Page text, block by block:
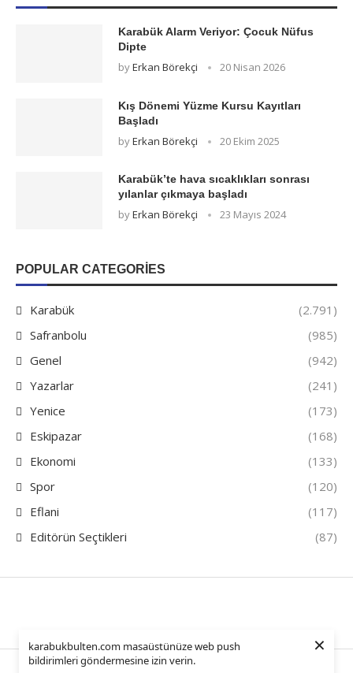
karabukbulten.com masaüstünüze web push
bildirimleri göndermesine izin verin.
×
Karabük Alarm Veriyor: Çocuk Nüfus
Dipte
byErkan Börekçi 20 Nisan 2026
Kış Dönemi Yüzme Kursu Kayıtları
Başladı
byErkan Börekçi 20 Ekim 2025
Karabük’te hava sıcaklıkları sonrası
yılanlar çıkmaya başladı
byErkan Börekçi 23 Mayıs 2024
POPULAR CATEGORIES
Karabük
(2.791)
Safranbolu
(985)
Genel
(942)
Yazarlar
(241)
Yenice
(173)
Eskipazar
(168)
Ekonomi
(133)
Spor
(120)
Eflani
(117)
Editörün Seçtikleri
(87)
KarabukBulten – 2025 – All Right Reserved.